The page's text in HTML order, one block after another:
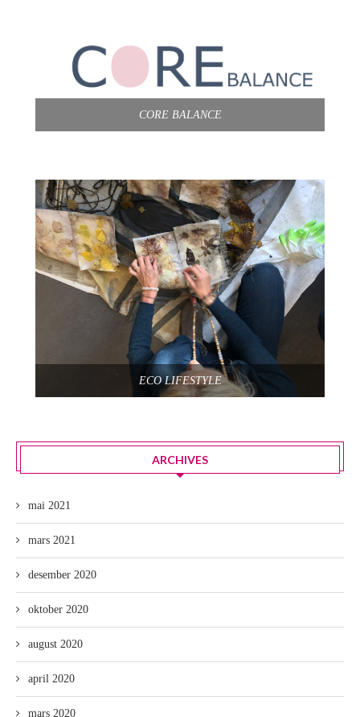
CORE BALANCE
ECO LIFESTYLE
ARCHIVES
mai 2021
mars 2021
desember 2020
oktober 2020
august 2020
april 2020
mars 2020